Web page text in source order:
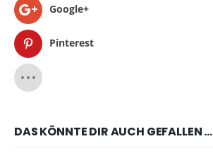
Google+
Pinterest
DAS KÖNNTE DIR AUCH GEFALLEN …